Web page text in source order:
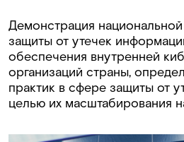
Демонстрация
защиты от утечек
обеспечения внутренней
организаций страны,
практик в сфере защиты от
целью их масштабирования